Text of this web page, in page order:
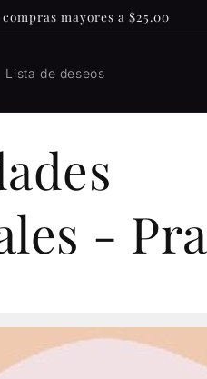
mayores a $25.00
Lista de deseos
-